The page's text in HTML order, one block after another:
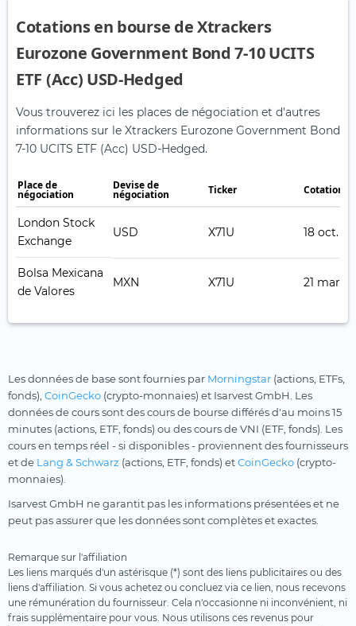
Cotations en bourse de Xtrackers
Eurozone Government Bond 7-10 UCITS
ETF (Acc) USD-Hedged
Vous trouverez ici les places de négociation et d'autres
informations sur le Xtrackers Eurozone Government Bond
7-10 UCITS ETF (Acc) USD-Hedged.
Place de
négociation
Devise de
négociation Ticker Cotation
London Stock
Exchange
USD X71U 18 oct.
Bolsa Mexicana
de Valores
MXN X71U 21 mars
Les données de base sont fournies par Morningstar (actions, ETFs,
fonds), CoinGecko (crypto-monnaies) et Isarvest GmbH. Les
données de cours sont des cours de bourse différés d'au moins 15
minutes (actions, ETF, fonds) ou des cours de VNI (ETF, fonds). Les
cours en temps réel - si disponibles - proviennent des fournisseurs
et de Lang & Schwarz (actions, ETF, fonds) etCoinGecko (crypto-
monnaies).
Isarvest GmbH ne garantit pas les informations présentées et ne
peut pas assurer que les données sont complètes et exactes.
Remarque sur l'affiliation
Les liens marqués d'un astérisque (*) sont des liens publicitaires ou des
liens d'affiliation. Si vous achetez ou concluez via ce lien, nous recevons
une rémunération du fournisseur. Cela n'occasionne ni inconvénient, ni
frais supplémentaire pour vous. Nous utilisons ces revenus pour